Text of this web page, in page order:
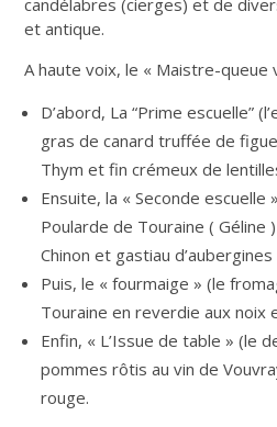
et antique.
A haute voix, le « Maistre-queue
D’abord, La “Prime escuelle”
gras de canard truffée de
Thym et fin crémeux de
Ensuite, la « Seconde escuelle
Poularde de Touraine ( Géline
Chinon et gastiau
Puis, le « fourmaige » (le
Touraine en reverdie aux noix
Enfin, « L’Issue de table » (le
pommes rôtis au vin de
rouge.